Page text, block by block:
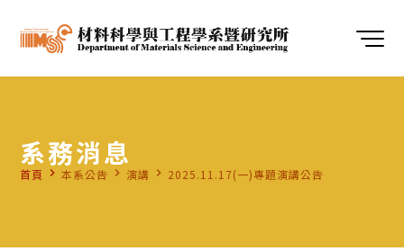
系務消息
首頁 navigate_next 本系公告 navigate_next 演講 navigate_next 2025.11.17(一)專題演講公告